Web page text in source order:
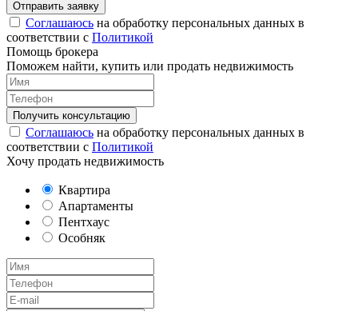
Соглашаюсь на обработку персональных данных в
соответствии с Политикой
Помощь брокера
Поможем найти, купить или продать недвижимость
Соглашаюсь на обработку персональных данных в
соответствии с Политикой
Хочу продать недвижимость
Квартира
Апартаменты
Пентхаус
Особняк